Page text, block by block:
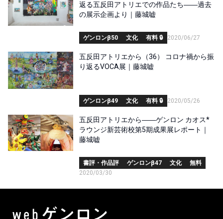
返る五反田アトリエでの作品たち――過去
の展示企画より｜藤城嘘
ゲンロンβ50 文化 有料 🔒 2020/06/27
五反田アトリエから（36） コロナ禍から振
り返るVOCA展｜藤城嘘
ゲンロンβ49 文化 有料 🔒 2020/05/26
五反田アトリエから――ゲンロン カオス*
ラウンジ新芸術校第5期成果展レポート｜
藤城嘘
書評・作品評 ゲンロンβ47 文化
無料
2020/03/30